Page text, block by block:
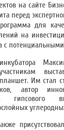
на сайте
перед
для
на
с
Им стал
автор
гипсового